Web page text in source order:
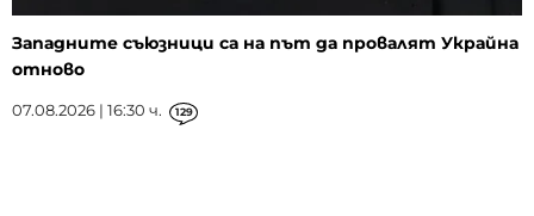
Западните съюзници са на път да провалят Украйна
отново
07.08.2026 | 16:30 ч. 129